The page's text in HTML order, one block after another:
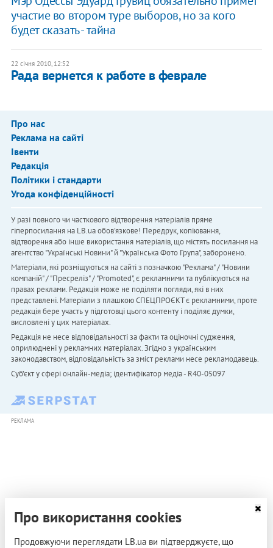
участие во втором туре выборов, но за кого
будет сказать - тайна
22 січня 2010, 12:52
Рада вернется к работе в феврале
Про нас
Реклама на сайті
Івенти
Редакція
Політики і стандарти
Угода конфіденційності
У разі повного чи часткового відтворення матеріалів пряме
гіперпосилання на LB.ua обов'язкове! Передрук, копіювання,
відтворення або інше використання матеріалів, що містять посилання на
агентство "Українськi Новини" й "Українська Фото Група", заборонено.
Матеріали, які розміщуються на сайті з позначкою "Реклама" / "Новини
компаній" / "Пресреліз" / "Promoted", є рекламними та публікуються на
правах реклами. Редакція може не поділяти погляди, які в них
представлені. Матеріали з плашкою СПЕЦПРОЄКТ є рекламними, проте
редакція бере участь у підготовці цього контенту і поділяє думки,
висловлені у цих матеріалах.
Редакція не несе відповідальності за факти та оціночні судження,
оприлюднені у рекламних матеріалах. Згідно з українським
законодавством, відповідальність за зміст реклами несе рекламодавець.
Cуб'єкт у сфері онлайн-медіа; ідентифікатор медіа - R40-05097
РЕКЛАМА
Про використання cookies
Продовжуючи переглядати LB.ua ви підтверджуєте, що